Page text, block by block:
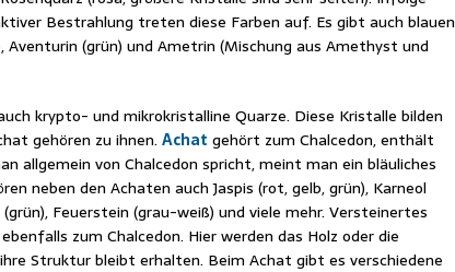
Bestrahlung treten diese Farben auf. Es gibt auch blauen
Aventurin (grün) und Ametrin (Mischung aus Amethyst und
krypto- und mikrokristalline Quarze. Diese Kristalle bilden
gehören zu ihnen. Achat gehört zum Chalcedon, enthält
allgemein von Chalcedon spricht, meint man ein bläuliches
neben den Achaten auch Jaspis (rot, gelb, grün), Karneol
Feuerstein (grau-weiß) und viele mehr. Versteinertes
zum Chalcedon. Hier werden das Holz oder die
Struktur bleibt erhalten. Beim Achat gibt es verschiedene